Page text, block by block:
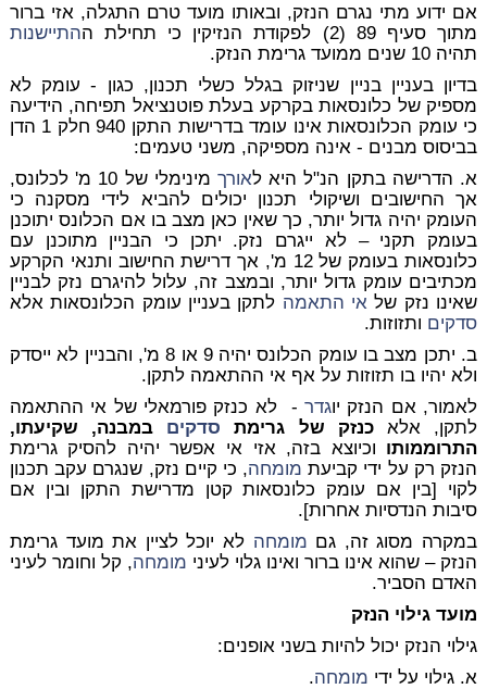
אם ידוע מתי נגרם הנזק, ובאותו מועד טרם התגלה, אזי ברור
מתוך סעיף 89 (2) לפקודת הנזיקין כי תחילת ה
התיישנות
תהיה 10 שנים ממועד גרימת הנזק.
בדיון בעניין בניין שניזוק בגלל כשלי תכנון, כגון - עומק לא
מספיק של כלונסאות בקרקע בעלת פוטנציאל תפיחה, הידיעה
כי עומק הכלונסאות אינו עומד בדרישות התקן 940 חלק 1 הדן
בביסוס מבנים - אינה מספיקה, משני טעמים:
א. הדרישה בתקן הנ"ל היא לאורך
מינימלי של 10 מ' לכלונס,
אך החישובים ושיקולי תכנון יכולים להביא לידי מסקנה כי
העומק יהיה גדול יותר, כך שאין כאן מצב בו אם הכלונס יתוכנן
בעומק תקני – לא ייגרם נזק. יתכן כי הבניין מתוכנן עם
כלונסאות בעומק של 12 מ', אך דרישת החישוב ותנאי הקרקע
מכתיבים עומק גדול יותר, ובמצב זה, עלול להיגרם נזק לבניין
שאינו נזק של אי התאמה לתקן בעניין עומק הכלונסאות אלא
סדקים ותזוזות.
ב. יתכן מצב בו עומק הכלונס יהיה 9 או 8 מ', והבניין לא ייסדק
ולא יהיו בו תזוזות על אף אי ההתאמה לתקן.
לאמור, אם הנזק יוגדר - לא כנזק פורמאלי של אי ההתאמה
לתקן, אלאכנזק של גרימת סדקים במבנה, שקיעתו,
התרוממותו וכיוצא בזה, אזי אי אפשר יהיה להסיק גרימת
הנזק רק על ידי קביעת מומחה, כי קיים נזק, שנגרם עקב תכנון
לקוי [בין אם עומק כלונסאות קטן מדרישת התקן ובין אם
סיבות הנדסיות אחרות].
במקרה מסוג זה, גם מומחה לא יוכל לציין את מועדגרימת
הנזק – שהוא אינו ברור ואינו גלוי לעיני מומחה, קל וחומר לעיני
האדם הסביר.
מועד גילוי הנזק
גילוי הנזק יכול להיות בשני אופנים:
א. גילוי על ידי מומחה.